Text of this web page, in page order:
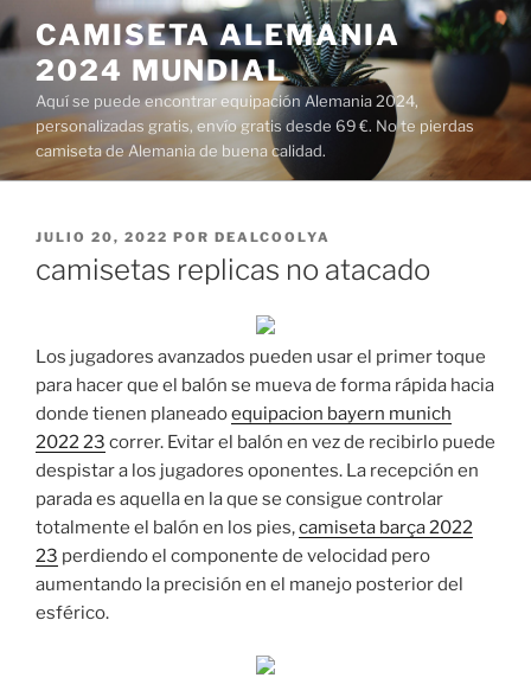
Saltar
al
contenido
CAMISETA ALEMANIA
2024 MUNDIAL
Aquí se puede encontrar equipación Alemania 2024,
personalizadas gratis, envío gratis desde 69 €. No te pierdas
camiseta de Alemania de buena calidad.
PUBLICADO
JULIO 20, 2022 POR DEALCOOLYA
camisetas replicas no atacado
Los jugadores avanzados pueden usar el primer toque
para hacer que el balón se mueva de forma rápida hacia
donde tienen planeadoequipacion bayern munich
2022 23 correr. Evitar el balón en vez de recibirlo puede
despistar a los jugadores oponentes. La recepción en
parada es aquella en la que se consigue controlar
totalmente el balón en los pies,camiseta barça 2022
23 perdiendo el componente de velocidad pero
aumentando la precisión en el manejo posterior del
esférico.